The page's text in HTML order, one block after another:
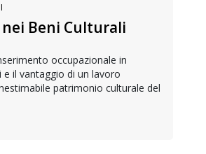
Beni Culturali
occupazionale in
il vantaggio di un lavoro
patrimonio culturale del